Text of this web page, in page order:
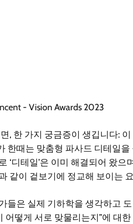
, 한 가지 궁금증이 생깁니다:
한때는 맞춤형 파사드 디테일
‘디테일’은 이미 해결되어 왔
같이 겉보기에 정교해 보이는
들은 실제 기하학을 생각하고
어떻게 서로 맞물리는지”에 대